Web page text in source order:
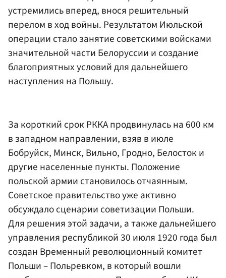
устремились вперед, внося решительный
перелом в ход войны. Результатом Июльской
операции стало занятие советскими войсками
значительной части Белоруссии и создание
благоприятных условий для дальнейшего
наступления на Польшу.
За короткий срок РККА продвинулась на 600 км
в западном направлении, взяв в июле
Бобруйск, Минск, Вильно, Гродно, Белосток и
другие населенные пункты. Положение
польской армии становилось отчаянным.
Советское правительство уже активно
обсуждало сценарии советизации Польши.
Для решения этой задачи, а также дальнейшего
управления республикой 30 июля 1920 года был
создан Временный революционный комитет
Польши – Польревком, в который вошли